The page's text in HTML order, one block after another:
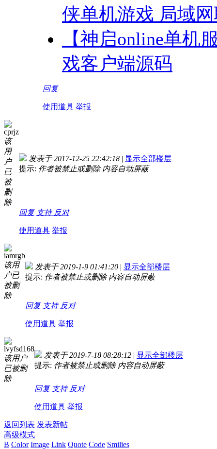
侠单机游戏 局域
【神启online单机
戏客户端源码
回复
使用道具 举报
cprjz
该
用
户
已
被
删
除
发表于 2017-12-25 22:42:18 | 显示全部楼层
提示: 作者被禁止或删除 内容自动屏蔽
回复 支持 反对
使用道具 举报
iamrgb
该用
户已
被删
除
发表于 2019-1-9 01:41:20 | 显示全部楼层
提示: 作者被禁止或删除 内容自动屏蔽
回复 支持 反对
使用道具 举报
lvyfsd168
该用户
已被删
除
发表于 2019-7-18 08:28:12 | 显示全部楼层
提示: 作者被禁止或删除 内容自动屏蔽
回复 支持 反对
使用道具 举报
返回列表 发表新帖
高级模式
B Color Image Link Quote Code Smilies